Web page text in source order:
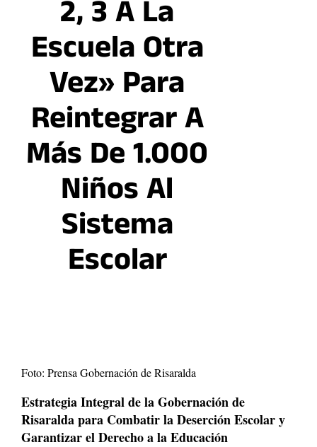
2, 3 A La
Escuela Otra
Vez» Para
Reintegrar A
Más De 1.000
Niños Al
Sistema
Escolar
Foto: Prensa Gobernación de Risaralda
Estrategia Integral de la Gobernación de
Risaralda para Combatir la Deserción Escolar y
Garantizar el Derecho a la Educación